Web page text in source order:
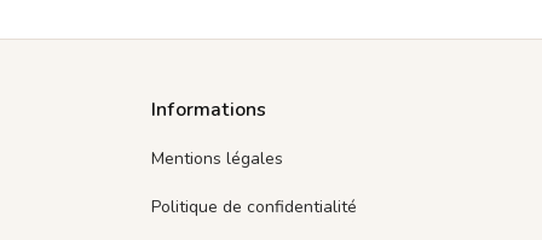
Informations
Mentions légales
Politique de confidentialité